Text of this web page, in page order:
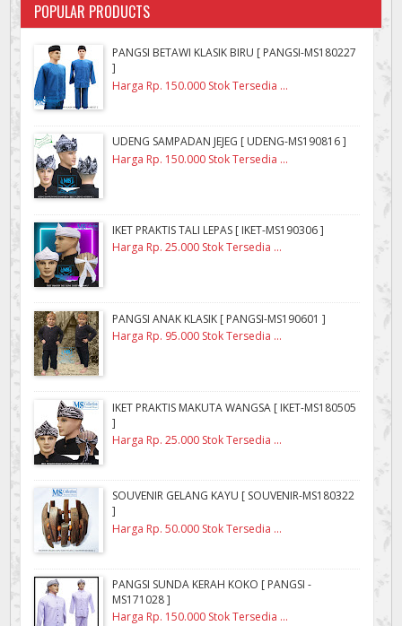
POPULAR PRODUCTS
PANGSI BETAWI KLASIK BIRU [ PANGSI-MS180227
]
Harga Rp. 150.000 Stok Tersedia ...
UDENG SAMPADAN JEJEG [ UDENG-MS190816 ]
Harga Rp. 150.000 Stok Tersedia ...
IKET PRAKTIS TALI LEPAS [ IKET-MS190306 ]
Harga Rp. 25.000 Stok Tersedia ...
PANGSI ANAK KLASIK [ PANGSI-MS190601 ]
Harga Rp. 95.000 Stok Tersedia ...
IKET PRAKTIS MAKUTA WANGSA [ IKET-MS180505
]
Harga Rp. 25.000 Stok Tersedia ...
SOUVENIR GELANG KAYU [ SOUVENIR-MS180322
]
Harga Rp. 50.000 Stok Tersedia ...
PANGSI SUNDA KERAH KOKO [ PANGSI -
MS171028 ]
Harga Rp. 150.000 Stok Tersedia ...